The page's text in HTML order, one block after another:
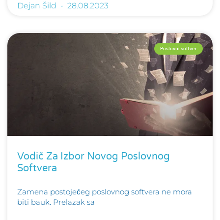
Dejan Šild 28.08.2023
Poslovni softver
Vodič Za Izbor Novog Poslovnog
Softvera
Zamena postojećeg poslovnog softvera ne mora
biti bauk. Prelazak sa